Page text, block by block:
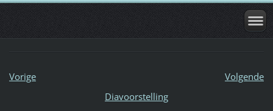
Vorige
Volgende
Diavoorstelling